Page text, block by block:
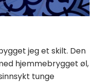
jeg et skilt. Den
hjemmebrygget øl,
tunge